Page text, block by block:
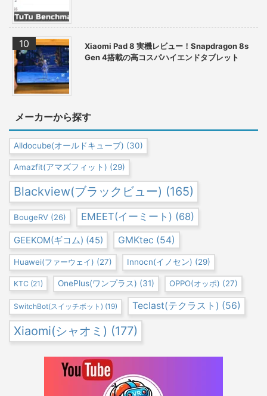
Xiaomi Pad 8 実機レビュー！Snapdragon 8s
Gen 4搭載の高コスパハイエンドタブレット
メーカーから探す
Alldocube(オールドキューブ) (30)
Amazfit(アマズフィット) (29)
Blackview(ブラックビュー) (165)
BougeRV (26) EMEET(イーミート) (68)
GEEKOM(ギコム) (45) GMKtec (54)
Huawei(ファーウェイ) (27) Innocn(イノセン) (29)
KTC (21) OnePlus(ワンプラス) (31) OPPO(オッポ) (27)
SwitchBot(スイッチボット) (19) Teclast(テクラスト) (56)
Xiaomi(シャオミ) (177)